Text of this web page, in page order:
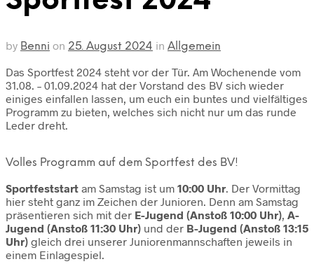
by Benni on 25. August 2024 in Allgemein
Das Sportfest 2024 steht vor der Tür. Am Wochenende vom
31.08. – 01.09.2024 hat der Vorstand des BV sich wieder
einiges einfallen lassen, um euch ein buntes und vielfältiges
Programm zu bieten, welches sich nicht nur um das runde
Leder dreht.
Volles Programm auf dem Sportfest des BV!
Sportfeststart am Samstag ist um 10:00 Uhr. Der Vormittag
hier steht ganz im Zeichen der Junioren. Denn am Samstag
präsentieren sich mit der E-Jugend (Anstoß 10:00 Uhr), A-
Jugend (Anstoß 11:30 Uhr) und der B-Jugend (Anstoß 13:15
Uhr) gleich drei unserer Juniorenmannschaften jeweils in
einem Einlagespiel.